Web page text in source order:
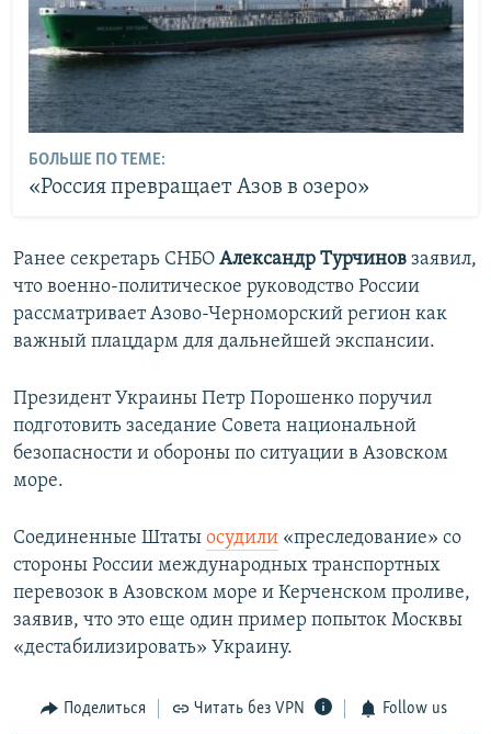
БОЛЬШЕ ПО ТЕМЕ:
«Россия превращает Азов в озеро»
Ранее секретарь СНБО Александр Турчинов заявил,
что военно-политическое руководство России
рассматривает Азово-Черноморский регион как
важный плацдарм для дальнейшей экспансии.
Президент Украины Петр Порошенко поручил
подготовить заседание Совета национальной
безопасности и обороны по ситуации в Азовском
море.
Соединенные Штаты осудили «преследование» со
стороны России международных транспортных
перевозок в Азовском море и Керченском проливе,
заявив, что это еще один пример попыток Москвы
«дестабилизировать» Украину.
Поделиться Читать без VPN Follow us